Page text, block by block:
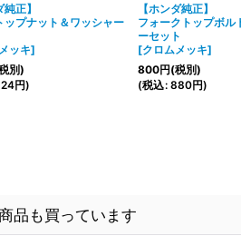
純正】
ップナット＆ワッシャー
ッキ]
別)
円)
【ホンダ純正】
フォークトップボル
ーセット
[クロムメッキ]
800円(税別)
(税込: 880円)
品も買っています